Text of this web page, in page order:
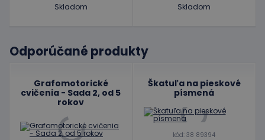
Skladom Skladom
Odporúčané produkty
Grafomotorické
cvičenia - Sada 2, od 5
rokov
Škatuľa na pieskové
písmená
kód: 38 89394